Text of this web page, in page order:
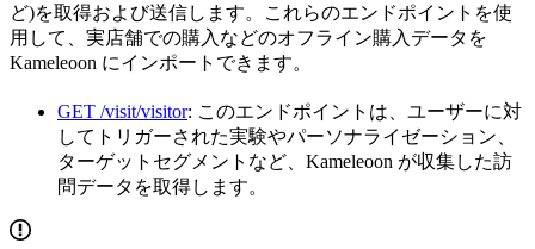
ど)を取得および送信します。これらのエンドポイントを使
用して、実店舗での購入などのオフライン購入データを
Kameleoon にインポートできます。
GET /visit/visitor: このエンドポイントは、ユーザーに対
してトリガーされた実験やパーソナライゼーション、
ターゲットセグメントなど、Kameleoon が収集した訪
問データを取得します。